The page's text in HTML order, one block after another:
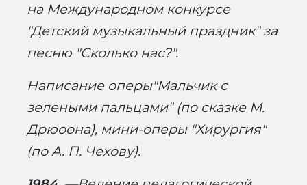
на Международном конкурсе
"Детский музыкальный праздник" за
песню "Сколько нас?".
Написание оперы"Мальчик с
зелеными пальцами" (по сказке М.
Дрюоона), мини-оперы "Хирургия"
(по А. П. Чехову).